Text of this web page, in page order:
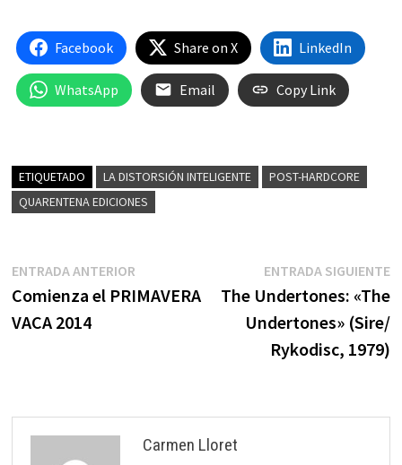
Facebook Share on X LinkedIn
WhatsApp Email Copy Link
ETIQUETADO LA DISTORSIÓN INTELIGENTE
POST-HARDCORE
QUARENTENA EDICIONES
Navegación
de
ENTRADA ANTERIOREntrada
anterior:
Comienza el PRIMAVERA
VACA 2014
ENTRADA SIGUIENTE
The Undertones: «The
Undertones» (Sire/
Rykodisc, 1979)
Carmen Lloret